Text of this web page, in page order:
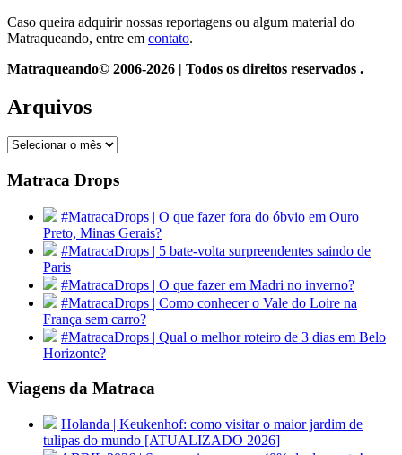
Caso queira adquirir nossas reportagens ou algum material do
Matraqueando, entre em contato.
Matraqueando© 2006-2026 | Todos os direitos reservados .
Arquivos
Arquivos
Matraca Drops
#MatracaDrops | O que fazer fora do óbvio em Ouro
Preto, Minas Gerais?
#MatracaDrops | 5 bate-volta surpreendentes saindo de
Paris
#MatracaDrops | O que fazer em Madri no inverno?
#MatracaDrops | Como conhecer o Vale do Loire na
França sem carro?
#MatracaDrops | Qual o melhor roteiro de 3 dias em Belo
Horizonte?
Viagens da Matraca
Holanda | Keukenhof: como visitar o maior jardim de
tulipas do mundo [ATUALIZADO 2026]